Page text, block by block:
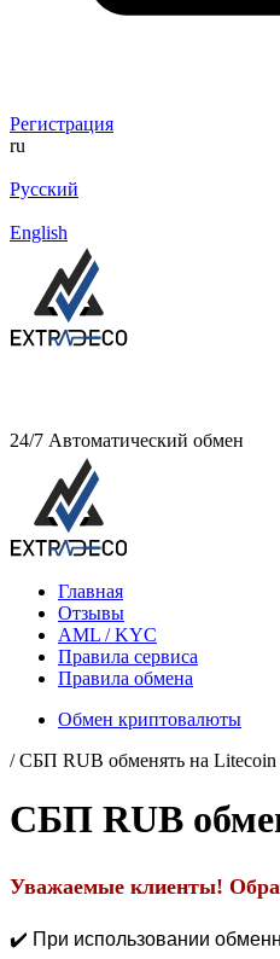
Регистрация
ru
Русский
English
24/7 Автоматический обмен
Главная
Отзывы
AML / KYC
Правила сервиса
Правила обмена
Обмен криптовалюты
/ СБП RUB обменять на
СБП RUB
Уважаемые клиенты!
✔️ При использовании